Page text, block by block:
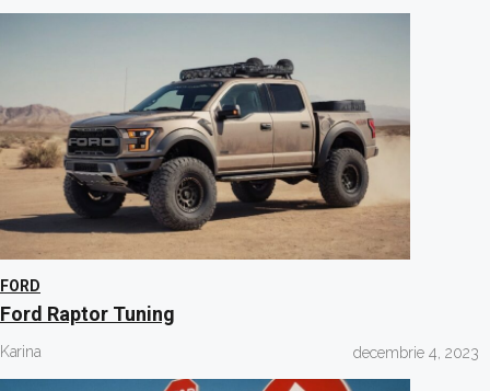
FORD
Ford Raptor Tuning
Karina decembrie 4, 2023